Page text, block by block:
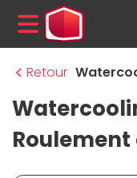
MENU
Retour
Roulement